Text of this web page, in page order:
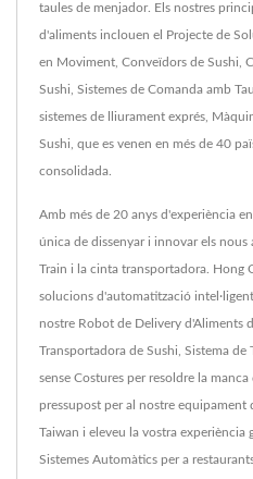
taules de menjador. Els nostres
d'aliments inclouen el Projecte de
en Moviment, Conveïdors de Sushi,
Sushi, Sistemes de Comanda amb
sistemes de lliurament exprés,
Sushi, que es venen en més de 40
consolidada.
Amb més de 20 anys d'experiència
única de dissenyar i innovar els nous
Train i la cinta transportadora. Hong
solucions d'automatització
nostre Robot de Delivery d'Aliments
Transportadora de Sushi, Sistema de
sense Costures per resoldre la
pressupost per al nostre equipament
Taiwan i eleveu la vostra experiència
Sistemes Automàtics per a